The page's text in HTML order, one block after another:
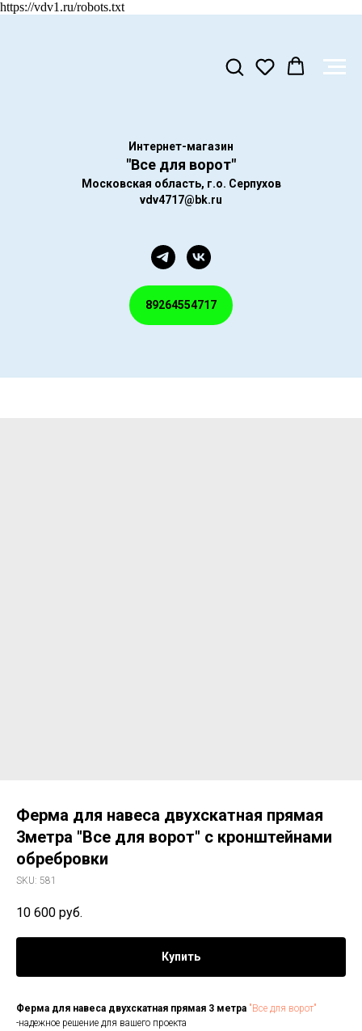
https://vdv1.ru/robots.txt
Интернет-магазин
"Все для ворот"
Московская область, г.о. Серпухов
vdv4717@bk.ru
89264554717
Ферма для навеса двухскатная прямая
3метра "Все для ворот" с кронштейнами
обребровки
SKU: 581
10 600 руб.
Купить
Ферма для навеса двухскатная прямая 3 метра "Все для ворот"
-надежное решение для вашего проекта